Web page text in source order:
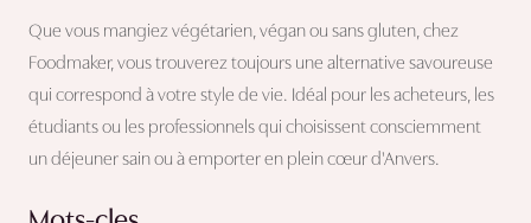
Que vous mangiez végétarien, végan ou sans gluten, chez
Foodmaker, vous trouverez toujours une alternative savoureuse
qui correspond à votre style de vie. Idéal pour les acheteurs, les
étudiants ou les professionnels qui choisissent consciemment
un déjeuner sain ou à emporter en plein cœur d'Anvers.